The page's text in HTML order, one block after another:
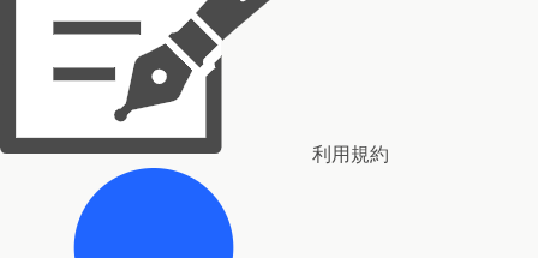
利用規約